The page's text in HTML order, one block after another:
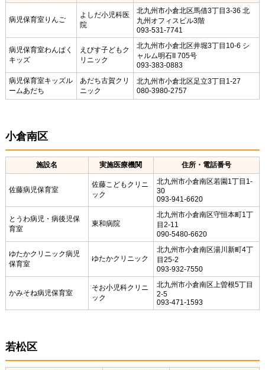
病児保育室りんご
よしだ小児科医
院
北九州市小倉北区馬借3丁目3-36 北
九州オフィスビル3階
093-531-7741
病児保育室わんぱく
キッズ
えびす子どもク
リニック
北九州市小倉北区井堀3丁目10-6 シ
ャルム明石II 705号
093-383-0883
病児保育室キッズル
ームあだち
あだち古賀クリ
ニック
北九州市小倉北区足立3丁目1-27
080-3980-2757
小倉南区
施設名 実施医療機関 住所・電話番号
佐藤病児保育室
佐藤こどもクリニ
ック
北九州市小倉南区若園1丁目1-
30
093-941-6620
とうわ病児・病後児保
育室
東和病院
北九州市小倉南区守恒本町1丁
目2-11
090-5480-6620
ゆたかクリニック病児
保育室
ゆたかクリニック
北九州市小倉南区湯川新町4丁
目25-2
093-932-7550
かみそね病児保育室
そお小児科クリニ
ック
北九州市小倉南区上曽根5丁目
2-5
093-471-1593
若松区